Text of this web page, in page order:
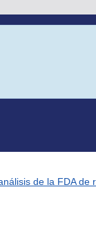
de la FDA